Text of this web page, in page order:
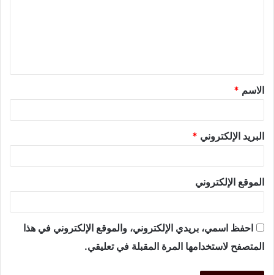
الاسم *
البريد الإلكتروني *
الموقع الإلكتروني
احفظ اسمي، بريدي الإلكتروني، والموقع الإلكتروني في هذا
المتصفح لاستخدامها المرة المقبلة في تعليقي.